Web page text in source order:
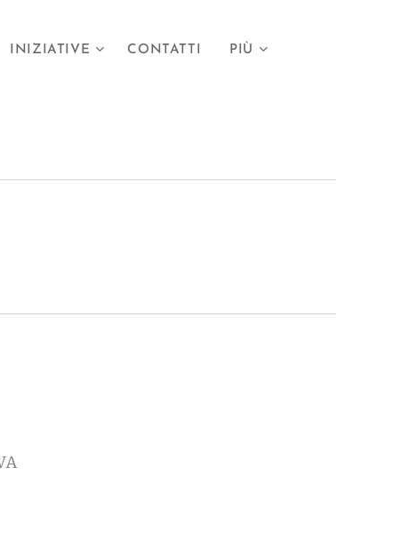
INIZIATIVE CONTATTI PIÙ